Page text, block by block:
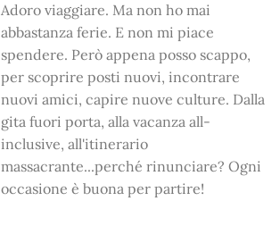
Adoro viaggiare. Ma non ho mai
abbastanza ferie. E non mi piace
spendere. Però appena posso scappo,
per scoprire posti nuovi, incontrare
nuovi amici, capire nuove culture. Dalla
gita fuori porta, alla vacanza all-
inclusive, all'itinerario
massacrante...perché rinunciare? Ogni
occasione è buona per partire!